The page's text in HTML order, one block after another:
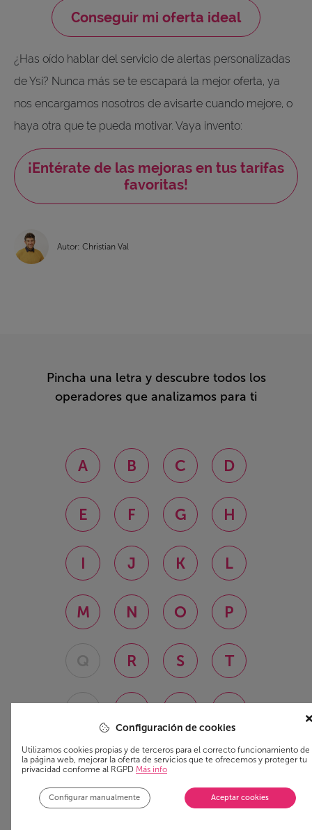
Conseguir mi oferta ideal
¿Has oído hablar del servicio de alertas personalizadas
de Ysi? Nunca más se te escapará la mejor oferta, ya
nos encargamos nosotros de avisarte cuando mejore, o
haya otra que te pueda motivar. Vaya invento:
¡Entérate de las mejoras en tus tarifas
favoritas!
Autor: Christian Val
Pincha una letra y descubre todos los
operadores que analizamos para ti
A B C D
E F G H
I J K L
M N O P
Q R S T
U V W X
Y Z
Configuración de cookies
Utilizamos cookies propias y de terceros para el correcto funcionamiento de
la página web, mejorar la oferta de servicios que te ofrecemos y proteger tu
privacidad conforme al RGPD Más info
Configurar manualmente Aceptar cookies